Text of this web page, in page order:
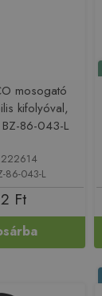
mosogató
kifolyóval,
86-043-L
86-043-L
Ft